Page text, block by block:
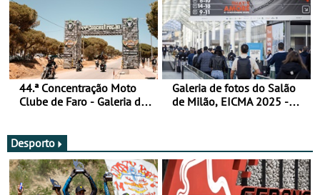
44.ª Concentração Moto
Clube de Faro - Galeria de
Galeria de fotos do Salão
de Milão, EICMA 2025 -
Desporto